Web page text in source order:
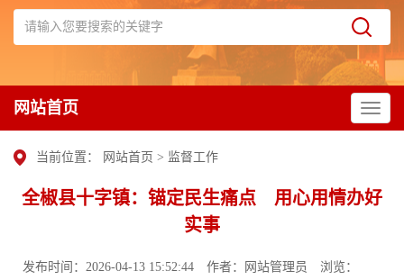
网站首页
当前位置： 网站首页 > 监督工作
全椒县十字镇：锚定民生痛点 用心用情办好
实事
发布时间：2026-04-13 15:52:44 作者：网站管理员
浏览：